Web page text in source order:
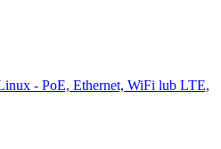
- PoE, Ethernet, WiFi lub LTE,